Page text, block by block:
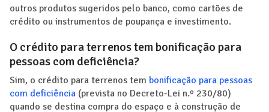
outros produtos sugeridos pelo banco, como cartões de
crédito ou instrumentos de poupança e investimento.
O crédito para terrenos tem bonificação para
pessoas com deficiência?
Sim, o crédito para terrenos tem bonificação para pessoas
com deficiência (prevista no Decreto-Lei n.º 230/80)
quando se destina compra do espaço e à construção de